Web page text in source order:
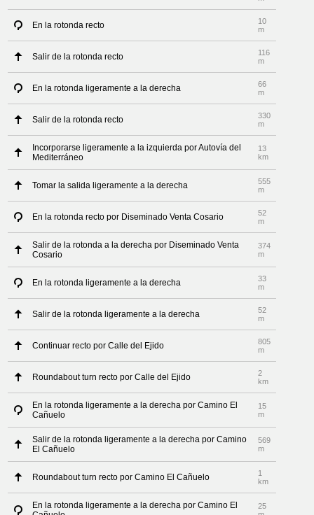
En la rotonda recto
10
m
Salir de la rotonda recto
116
m
En la rotonda ligeramente a la derecha
66
m
Salir de la rotonda recto
330
m
Incorporarse ligeramente a la izquierda por Autovía del
Mediterráneo
13
km
Tomar la salida ligeramente a la derecha
555
m
En la rotonda recto por Diseminado Venta Cosario
52
m
Salir de la rotonda a la derecha por Diseminado Venta
Cosario
374
m
En la rotonda ligeramente a la derecha
33
m
Salir de la rotonda ligeramente a la derecha
52
m
Continuar recto por Calle del Ejido
805
m
Roundabout turn recto por Calle del Ejido
2
km
En la rotonda ligeramente a la derecha por Camino El
Cañuelo
15
m
Salir de la rotonda ligeramente a la derecha por Camino
El Cañuelo
569
m
Roundabout turn recto por Camino El Cañuelo
1
km
En la rotonda ligeramente a la derecha por Camino El
25